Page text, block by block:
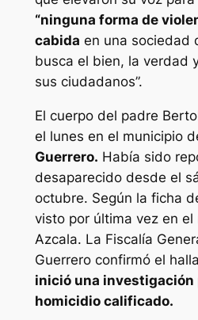
“ninguna forma de
cabida en una sociedad
busca el bien, la verdad
sus ciudadanos”.
El cuerpo del padre
el lunes en el municipio
Guerrero. Había sido
desaparecido desde el
octubre. Según la ficha
visto por última vez en el
Azcala. La Fiscalía
Guerrero confirmó el
inició una investigación
homicidio calificado.